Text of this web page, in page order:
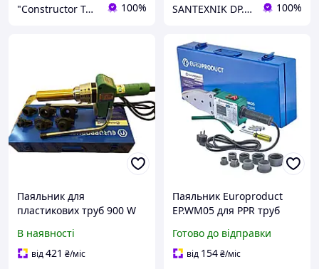
"Constructor Tepla" Конструктор Тепла 100% SANTEXNIK DP.UA 100%
Паяльник для
пластикових труб 900 W
"EUROPRODUCT"
(трубчастий)
В наявності
від421 ₴/міс
Паяльник Europroduct
EP.WM05 для PPR труб
Готово до відправки
від 154₴/міс